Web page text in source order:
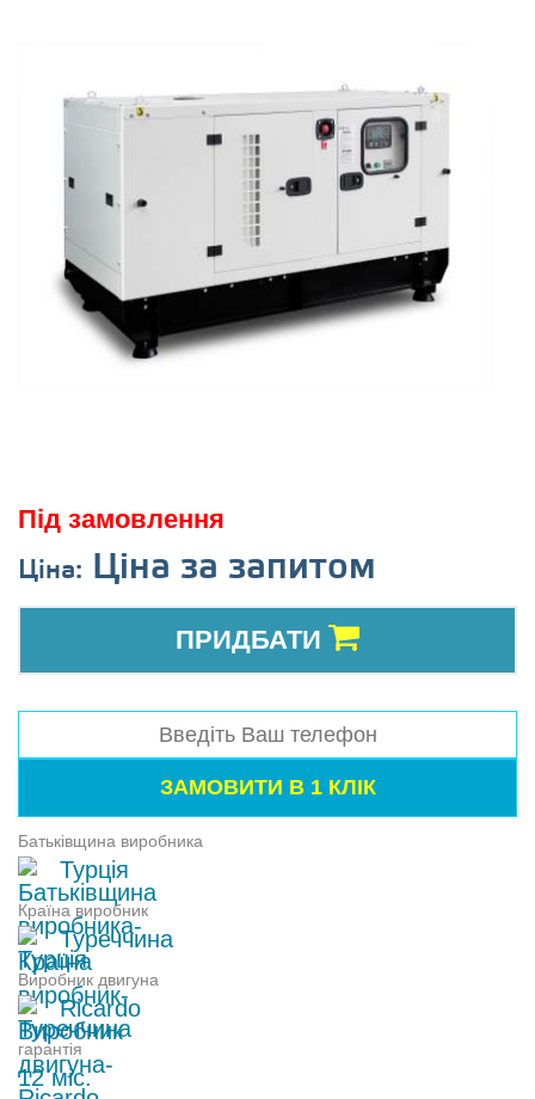
Під замовлення
Ціна: Ціна за запитом
ПРИДБАТИ
Батьківщина виробника
Турція
Країна виробник
Туреччина
Виробник двигуна
Ricardo
гарантія
12 міс.